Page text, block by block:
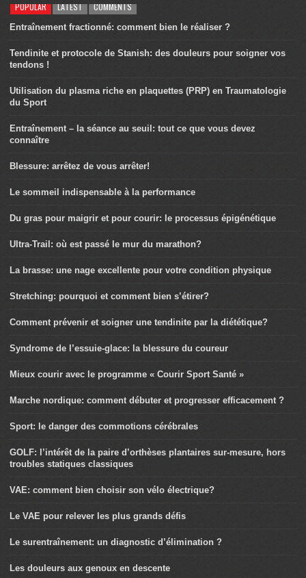
POPULAR LATEST COMMENTS
Entraînement fractionné: comment bien le réaliser ?
Tendinite et protocole de Stanish: des douleurs pour soigner vos
tendons !
Utilisation du plasma riche en plaquettes (PRP) en Traumatologie
du Sport
Entraînement – la séance au seuil: tout ce que vous devez
connaître
Blessure: arrêtez de vous arrêter!
Le sommeil indispensable à la performance
Du gras pour maigrir et pour courir: le processus épigénétique
Ultra-Trail: où est passé le mur du marathon?
La brasse: une nage excellente pour votre condition physique
Stretching: pourquoi et comment bien s’étirer?
Comment prévenir et soigner une tendinite par la diététique?
Syndrome de l’essuie-glace: la blessure du coureur
Mieux courir avec le programme « Courir Sport Santé »
Marche nordique: comment débuter et progresser efficacement ?
Sport: le danger des commotions cérébrales
GOLF: l’intérêt de la paire d’orthèses plantaires sur-mesure, hors
troubles statiques classiques
VAE: comment bien choisir son vélo électrique?
Le VAE pour relever les plus grands défis
Le surentraînement: un diagnostic d’élimination ?
Les douleurs aux genoux en descente